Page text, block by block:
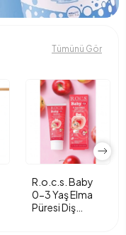
Tümünü Gör
R.o.c.s. Baby
0-3 Yaş Elma
Püresi Diş